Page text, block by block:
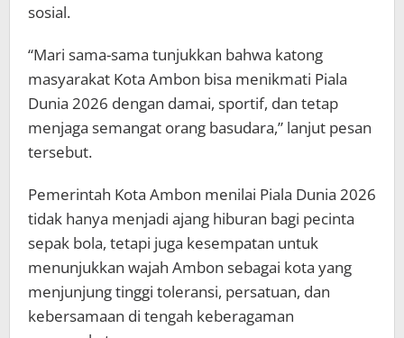
sosial.
“Mari sama-sama tunjukkan bahwa katong
masyarakat Kota Ambon bisa menikmati Piala
Dunia 2026 dengan damai, sportif, dan tetap
menjaga semangat orang basudara,” lanjut pesan
tersebut.
Pemerintah Kota Ambon menilai Piala Dunia 2026
tidak hanya menjadi ajang hiburan bagi pecinta
sepak bola, tetapi juga kesempatan untuk
menunjukkan wajah Ambon sebagai kota yang
menjunjung tinggi toleransi, persatuan, dan
kebersamaan di tengah keberagaman